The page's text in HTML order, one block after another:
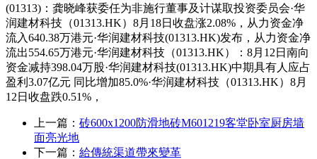
(01313)：龚晓峰获委任为非施行董事及计谋取投资委员会·华
润建材科技（01313.HK）8月18日收盘涨2.08%，从力资金净
流入640.38万港元·华润建材科技(01313.HK)发布，从力资金净
流出554.65万港元·华润建材科技（01313.HK）：8月12日南向
资金减持398.04万股·华润建材科技(01313.HK)中期具有人应占
盈利3.07亿元 同比增加85.0%·华润建材科技（01313.HK）8月
12日收盘跌0.51%，
上一篇： 砖600x1200防滑地砖M601219客堂卧室厨房墙
面亮光地
下一篇： 給傳統渠道帶來變革